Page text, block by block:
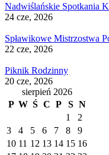
Nadwiślańskie Spotkania
24 cze, 2026
Spławikowe Mistrzostwa
22 cze, 2026
Piknik Rodzinny
20 cze, 2026
sierpień 2026
P W Ś C P S N
1
2
3
4 5 6 7 8
9
10 11 12 13 14 15 16